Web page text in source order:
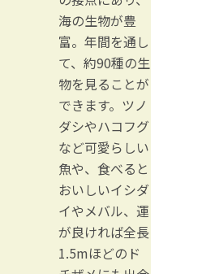
海の生物が豊
富。年間を通し
て、約90種の生
物を見ることが
できます。ツノ
ダシやハコフグ
など可愛らしい
魚や、食べると
おいしいイシダ
イやメバル、運
が良ければ全長
1.5mほどのド